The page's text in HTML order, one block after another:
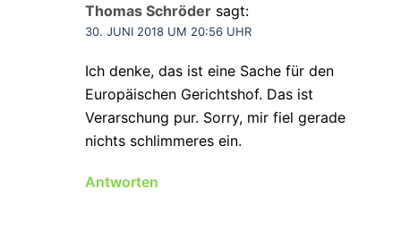
Thomas Schröder sagt:
30. JUNI 2018 UM 20:56 UHR
Ich denke, das ist eine Sache für den
Europäischen Gerichtshof. Das ist
Verarschung pur. Sorry, mir fiel gerade
nichts schlimmeres ein.
Antworten